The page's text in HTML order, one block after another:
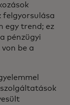
felgyorsulása
egy trend; ez
pénzügyi
be a